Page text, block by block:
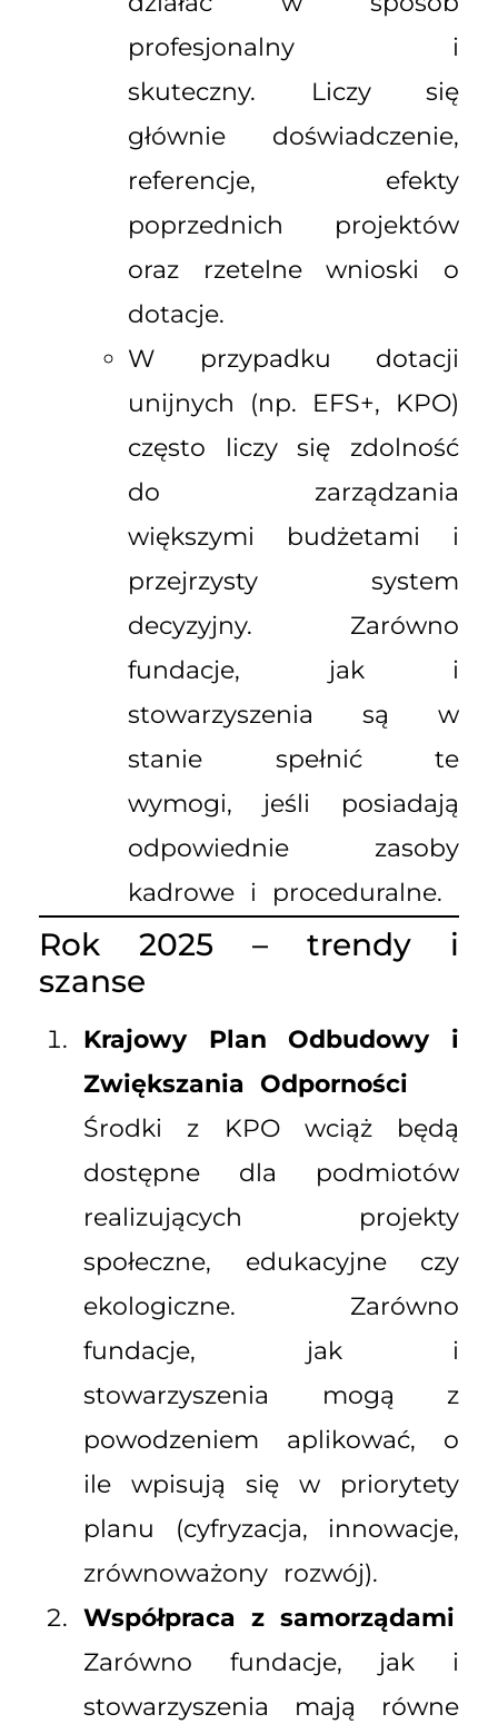
profesjonalny i
skuteczny. Liczy się
głównie doświadczenie,
referencje, efekty
poprzednich projektów
oraz rzetelne wnioski o
dotacje.
W przypadku dotacji
unijnych (np. EFS+, KPO)
często liczy się zdolność
do zarządzania
większymi budżetami i
przejrzysty system
decyzyjny. Zarówno
fundacje, jak i
stowarzyszenia są w
stanie spełnić te
wymogi, jeśli posiadają
odpowiednie zasoby
kadrowe i proceduralne.
Rok 2025 – trendy i
szanse
Krajowy Plan Odbudowy i
Zwiększania Odporności
Środki z KPO wciąż będą
dostępne dla podmiotów
realizujących projekty
społeczne, edukacyjne czy
ekologiczne. Zarówno
fundacje, jak i
stowarzyszenia mogą z
powodzeniem aplikować, o
ile wpisują się w priorytety
planu (cyfryzacja, innowacje,
zrównoważony rozwój).
Współpraca z samorządami
Zarówno fundacje, jak i
stowarzyszenia mają równe